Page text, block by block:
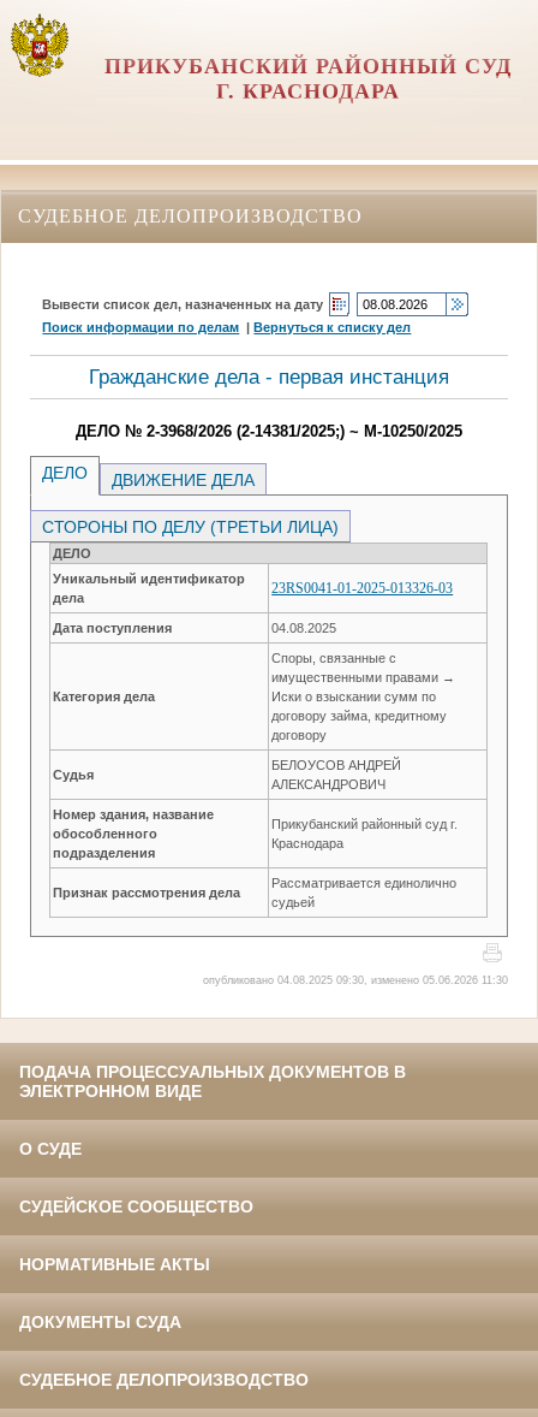
ПРИКУБАНСКИЙ РАЙОННЫЙ СУД
Г. КРАСНОДАРА
СУДЕБНОЕ ДЕЛОПРОИЗВОДСТВО
Вывести список дел, назначенных на дату
Поиск информации по делам |Вернуться к списку дел
Гражданские дела - первая инстанция
ДЕЛО № 2-3968/2026 (2-14381/2025;) ~ М-10250/2025
ДЕЛО ДВИЖЕНИЕ ДЕЛА
СТОРОНЫ ПО ДЕЛУ (ТРЕТЬИ ЛИЦА)
ДЕЛО
Уникальный идентификатор
дела
23RS0041-01-2025-013326-03
Дата поступления 04.08.2025
Категория дела
Споры, связанные с
имущественными правами →
Иски о взыскании сумм по
договору займа, кредитному
договору
Судья
БЕЛОУСОВ АНДРЕЙ
АЛЕКСАНДРОВИЧ
Номер здания, название
обособленного
подразделения
Прикубанский районный суд г.
Краснодара
Признак рассмотрения дела
Рассматривается единолично
судьей
опубликовано 04.08.2025 09:30, изменено 05.06.2026 11:30
ПОДАЧА ПРОЦЕССУАЛЬНЫХ ДОКУМЕНТОВ В
ЭЛЕКТРОННОМ ВИДЕ
О СУДЕ
СУДЕЙСКОЕ СООБЩЕСТВО
НОРМАТИВНЫЕ АКТЫ
ДОКУМЕНТЫ СУДА
СУДЕБНОЕ ДЕЛОПРОИЗВОДСТВО